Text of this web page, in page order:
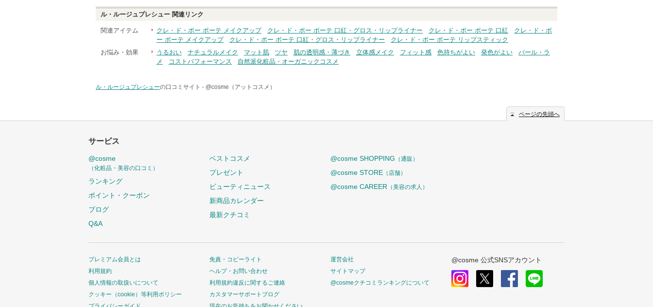
ル・ルージュプレシュー 関連リンク
関連アイテム クレ・ド・ポー ボーテ メイクアップ クレ・ド・ポー ボーテ 口紅・グロス・リップライナー クレ・ド・ポー ボーテ 口紅
クレ・ド・ポ
ー ボーテ メイクアップ
クレ・ド・ポー ボーテ 口紅・グロス・リップライナー
クレ・ド・ポー ボーテ リップスティック
お悩み・効果
うるおい ナチュラルメイク マット肌 ツヤ 肌の透明感・薄づき 立体感メイク フィット感 色持ちがよい 発色がよい
パール・ラ
メ
コストパフォーマンス 自然派化粧品・オーガニックコスメ
ル・ルージュプレシューの口コミサイト - @cosme（アットコスメ）
ページの先頭へ
サービス
@cosme
（化粧品・美容の口コミ）
ランキング
ポイント・クーポン
ブログ
Q&A
ベストコスメ
プレゼント
ビューティニュース
新商品カレンダー
最新クチコミ
@cosme SHOPPING （通販）
@cosme STORE （店舗）
@cosme CAREER （美容の求人）
プレミアム会員とは
利用規約
個人情報の取扱いについて
クッキー（cookie）等利用ポリシー
免責・コピーライト
ヘルプ・お問い合わせ
利用規約違反に関するご連絡
カスタマーサポートブログ
運営会社
サイトマップ
@cosmeクチコミランキングについて
@cosme 公式SNSアカウント